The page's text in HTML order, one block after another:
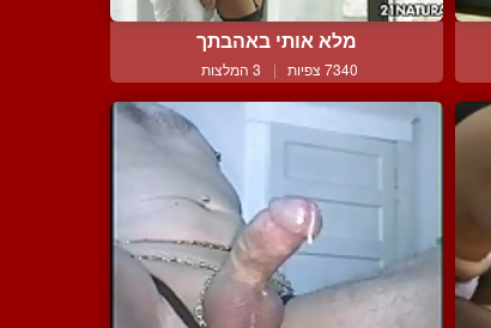
מלא אותי באהבתך
7340 צפיות | 3 המלצות